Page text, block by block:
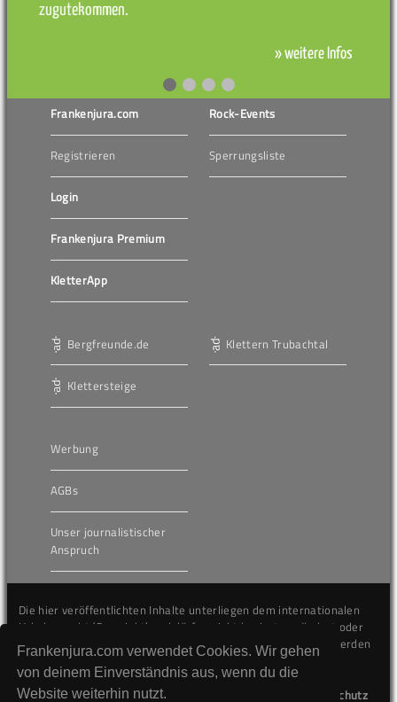
Frankenjura.com verwendet Cookies. Wir gehen
von deinem Einverständnis aus, wenn du die
Website weiterhin nutzt.
zugutekommen.
» weitere Infos
Frankenjura.com
Registrieren
Login
Frankenjura Premium
KletterApp
Rock-Events
Sperrungsliste
Bergfreunde.de
Klettersteige
Klettern Trubachtal
Werbung
AGBs
Unser journalistischer
Anspruch
Die hier veröffentlichten Inhalte unterliegen dem internationalen
Urheberrecht (Copyright) und dürfen nicht kopiert, verändert oder
unverändert wiederveröffentlicht werden. Gegen Verstöße werden
wir auf juristischem Wege vorgehen.
Datenschutz